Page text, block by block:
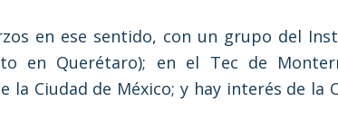
en ese sentido, con un grupo del
en Querétaro); en el Tec de
la Ciudad de México; y hay interés de la